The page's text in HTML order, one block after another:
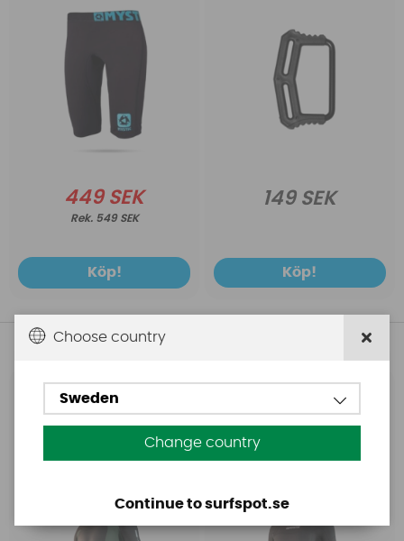
449 SEK
549 SEK
Köp!
149 SEK
Köp!
Andra köpte även
Mystic
Mystic Brand Shorty
3/2mm Bzip Flatlock
Choose country
Sweden
Change country
Continue to surfspot.se